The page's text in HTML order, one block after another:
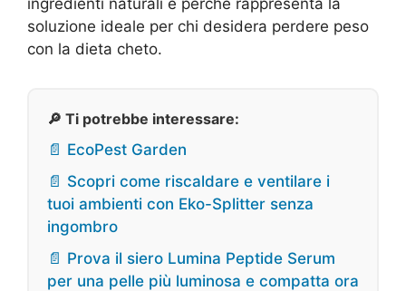
ingredienti naturali e perché rappresenta la
soluzione ideale per chi desidera perdere peso
con la dieta cheto.
🔎 Ti potrebbe interessare:
📄 EcoPest Garden
📄 Scopri come riscaldare e ventilare i
tuoi ambienti con Eko-Splitter senza
ingombro
📄 Prova il siero Lumina Peptide Serum
per una pelle più luminosa e compatta ora